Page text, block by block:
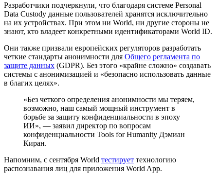
Разработчики подчеркнули, что благодаря системе Personal
Data Custody данные пользователей хранятся исключительно
на их устройствах. При этом ни World, ни другие стороны не
знают, кто владеет конкретными идентификаторами World ID.
Они также призвали европейских регуляторов разработать
четкие стандарты анонимности для Общего регламента по
защите данных (GDPR). Без этого «крайне сложно» создавать
системы с анонимизацией и «безопасно использовать данные
в благих целях».
«Без четкого определения анонимности мы теряем,
возможно, наш самый мощный инструмент в
борьбе за защиту конфиденциальности в эпоху
ИИ», — заявил директор по вопросам
конфиденциальности Tools for Humanity Дэмиан
Киран.
Напомним, с сентября World тестирует технологию
распознавания лиц для приложения World App.